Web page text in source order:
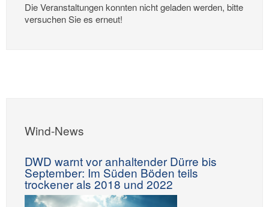
Die Veranstaltungen konnten nicht geladen werden, bitte
versuchen Sie es erneut!
Wind-News
DWD warnt vor anhaltender Dürre bis
September: Im Süden Böden teils
trockener als 2018 und 2022